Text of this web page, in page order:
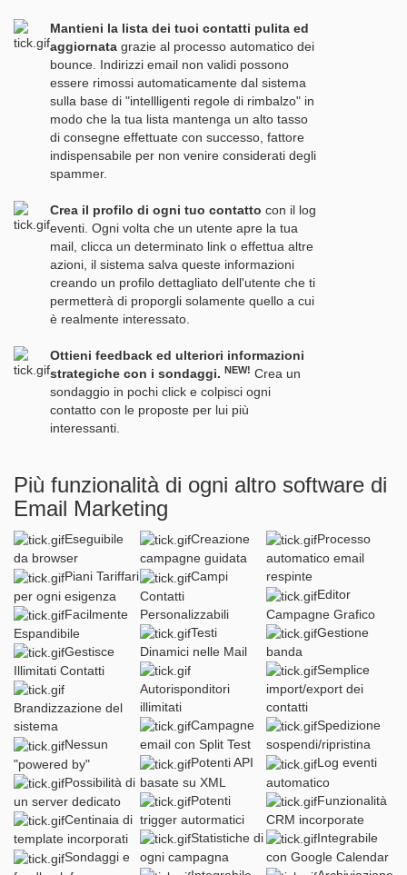
Mantieni la lista dei tuoi contatti pulita ed
aggiornata grazie al processo automatico dei
bounce. Indirizzi email non validi possono
essere rimossi automaticamente dal sistema
sulla base di "intellligenti regole di rimbalzo" in
modo che la tua lista mantenga un alto tasso
di consegne effettuate con successo, fattore
indispensabile per non venire considerati degli
spammer.
Crea il profilo di ogni tuo contatto con il log
eventi. Ogni volta che un utente apre la tua
mail, clicca un determinato link o effettua altre
azioni, il sistema salva queste informazioni
creando un profilo dettagliato dell'utente che ti
permetterà di proporgli solamente quello a cui
è realmente interessato.
Ottieni feedback ed ulteriori informazioni
strategiche con i sondaggi. NEW! Crea un
sondaggio in pochi click e colpisci ogni
contatto con le proposte per lui più
interessanti.
Più funzionalità di ogni altro software di
Email Marketing
Eseguibile
da browser
Piani Tariffari
per ogni esigenza
Facilmente
Espandibile
Gestisce
Illimitati Contatti
Brandizzazione del
sistema
Nessun
"powered by"
Possibilità di
un server dedicato
Centinaia di
template incorporati
Sondaggi e
Creazione
campagne guidata
Campi
Contatti
Personalizzabili
Testi
Dinamici nelle Mail
Autorisponditori
illimitati
Campagne
email con Split Test
Potenti API
basate su XML
Potenti
trigger autormatici
Statistiche di
ogni campagna
Processo
automatico email
respinte
Editor
Campagne Grafico
Gestione
banda
Semplice
import/export dei
contatti
Spedizione
sospendi/ripristina
Log eventi
automatico
Funzionalità
CRM incorporate
Integrabile
con Google Calendar